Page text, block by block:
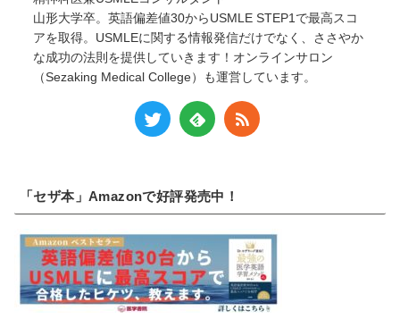
山形大学卒。英語偏差値30からUSMLE STEP1で最高スコ
アを取得。USMLEに関する情報発信だけでなく、ささやか
な成功の法則を提供していきます！オンラインサロン
（Sezaking Medical College）も運営しています。
「セザ本」Amazonで好評発売中！